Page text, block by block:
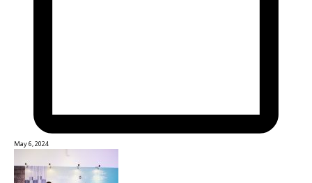
May 6, 2024